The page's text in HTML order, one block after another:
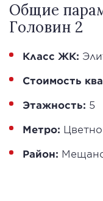
Общие
Головин 2
Класс ЖК:
Стоимость
Этажность: 5
Метро:
Район: